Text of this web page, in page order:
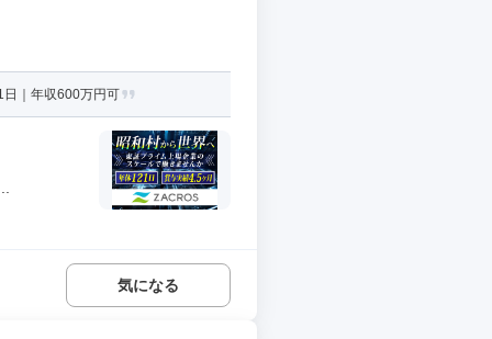
日｜年収600万円可
気になる